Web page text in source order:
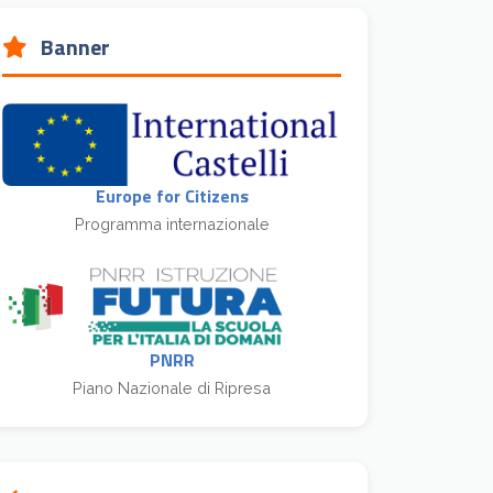
Banner
Europe for Citizens
Programma internazionale
PNRR
Piano Nazionale di Ripresa